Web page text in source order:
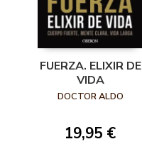
FUERZA. ELIXIR DE
VIDA
DOCTOR ALDO
19,95 €